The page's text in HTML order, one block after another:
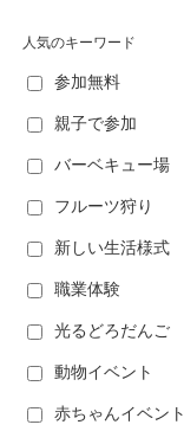
人気のキーワード
参加無料
親子で参加
バーベキュー場
フルーツ狩り
新しい生活様式
職業体験
光るどろだんご
動物イベント
赤ちゃんイベント